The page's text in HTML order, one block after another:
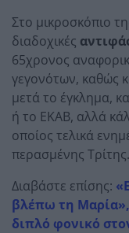
Στο μικροσκόπιο
διαδοχικές
65χρονος
γεγονότων, καθώς
μετά το έγκλημα,
ή το ΕΚΑΒ, αλλά
οποίος τελικά
περασμένης Τρίτης.
Διαβάστε επίσης:
βλέπω τη
διπλό φονικό